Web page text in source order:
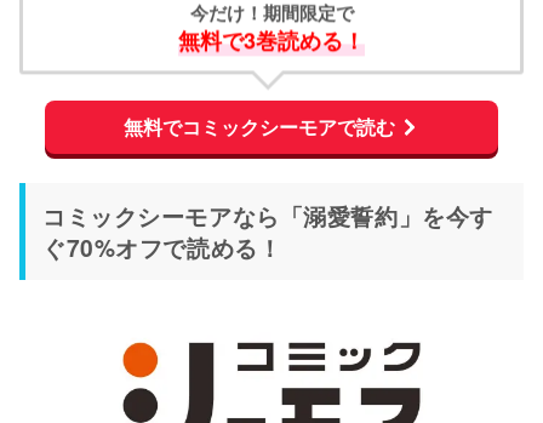
今だけ！期間限定で
無料で3巻読める！
無料でコミックシーモアで読む
コミックシーモアなら「溺愛誓約」を今す
ぐ70%オフで読める！